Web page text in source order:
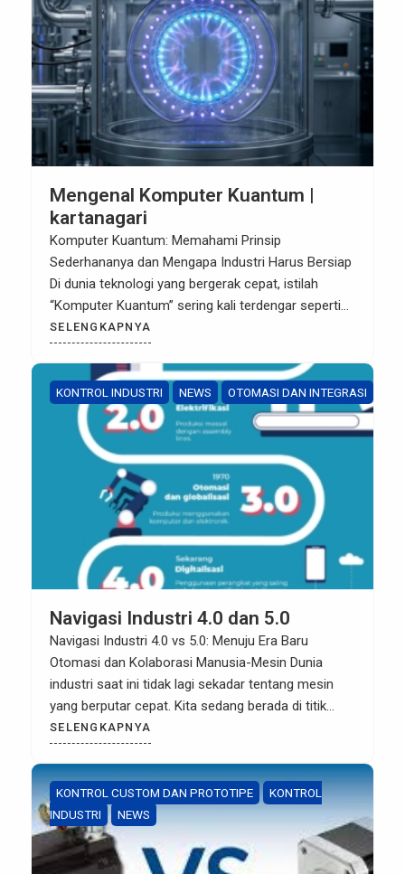
Mengenal Komputer Kuantum |
kartanagari
Komputer Kuantum: Memahami Prinsip
Sederhananya dan Mengapa Industri Harus Bersiap
Di dunia teknologi yang bergerak cepat, istilah
“Komputer Kuantum” sering kali terdengar seperti
fiksi ilmiah. Namun, bagi para pelaku industri dan
teknologi seperti di Kartanagari, memahami dasar-
dasar teknologi ini sangat penting karena
potensinya yang dapat mengubah peta keamanan
data dan optimasi sistem kontrol di masa […]
SELENGKAPNYA
KONTROL INDUSTRI NEWS OTOMASI DAN INTEGRASI
Navigasi Industri 4.0 dan 5.0
Navigasi Industri 4.0 vs 5.0: Menuju Era Baru
Otomasi dan Kolaborasi Manusia-Mesin Dunia
industri saat ini tidak lagi sekadar tentang mesin
yang berputar cepat. Kita sedang berada di titik
temu antara efisiensi digital Industri 4.0 dan
sentuhan humanis Industri 5.0. Bagi pelaku industri
di Indonesia, memahami transisi ini bukan lagi
pilihan, melainkan keharusan untuk tetap […]
SELENGKAPNYA
KONTROL CUSTOM DAN PROTOTIPE
KONTROL
INDUSTRI
NEWS